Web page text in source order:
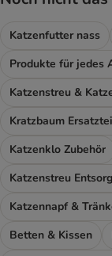
Katzenfutter nass
Produkte für jedes
Katzenstreu &
Katzenklo Zubehör
Katzenstreu
Katzennapf &
Betten & Kissen